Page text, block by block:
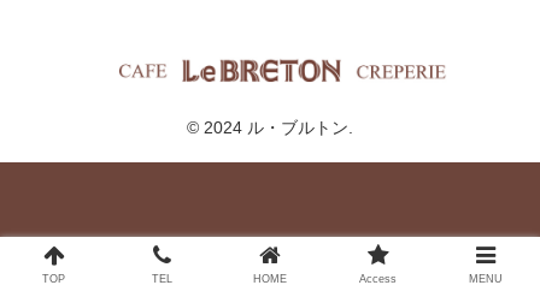
© 2024 ル・ブルトン.
TOP TEL HOME Access MENU